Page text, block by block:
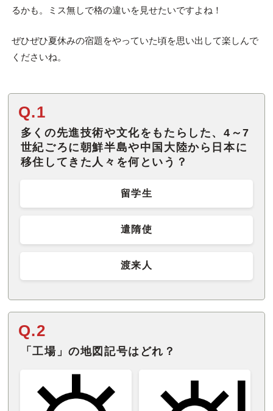
るかも。ミス無しで格の違いを見せたいですよね！
ぜひぜひ夏休みの宿題をやっていた頃を思い出して楽しんで
くださいね。
Q.1
多くの先進技術や文化をもたらした、4～7
世紀ごろに朝鮮半島や中国大陸から日本に
移住してきた人々を何という？
留学生
遣隋使
渡来人
Q.2
「工場」の地図記号はどれ？